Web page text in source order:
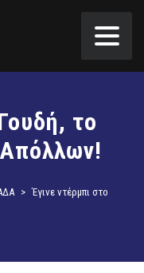
το
> Έγινε ντέρμπι στο